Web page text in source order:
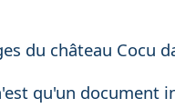
du château Cocu
qu'un